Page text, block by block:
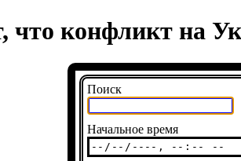
что конфликт на
Поиск
Начальное время